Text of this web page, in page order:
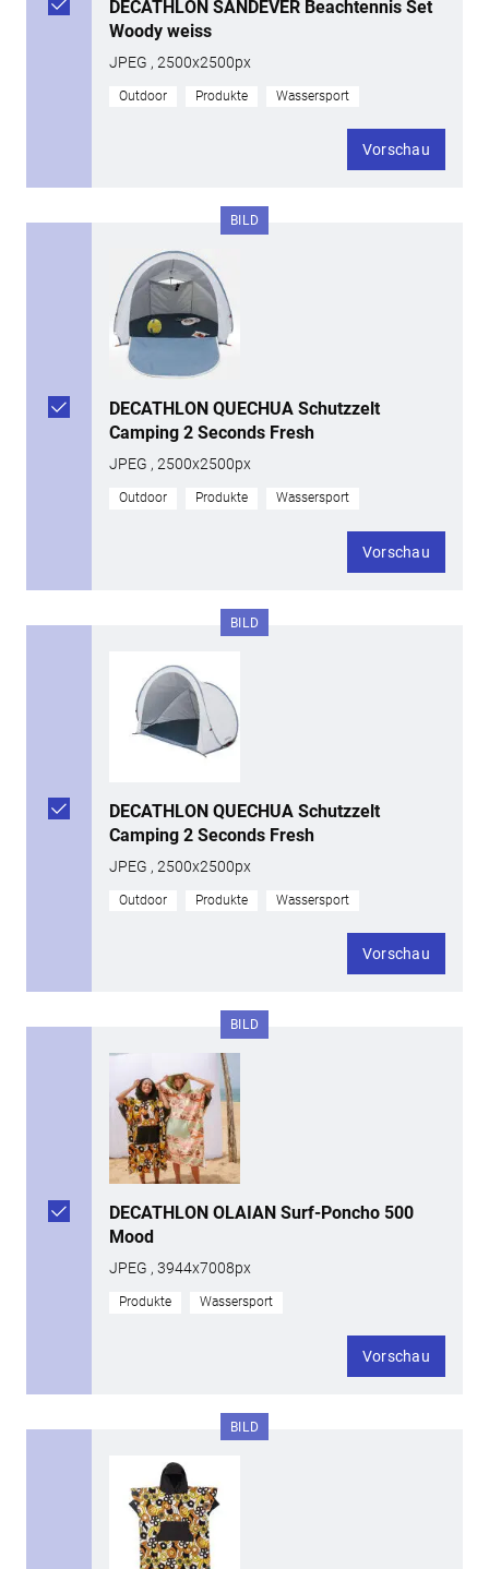
DECATHLON SANDEVER Beachtennis Set
Woody weiss
JPEG , 2500x2500px
Outdoor Produkte Wassersport
Vorschau
BILD
DECATHLON QUECHUA Schutzzelt
Camping 2 Seconds Fresh
JPEG , 2500x2500px
Outdoor Produkte Wassersport
Vorschau
BILD
DECATHLON QUECHUA Schutzzelt
Camping 2 Seconds Fresh
JPEG , 2500x2500px
Outdoor Produkte Wassersport
Vorschau
BILD
DECATHLON OLAIAN Surf-Poncho 500
Mood
JPEG , 3944x7008px
Produkte Wassersport
Vorschau
BILD